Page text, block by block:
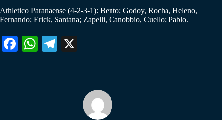
Athletico Paranaense (4-2-3-1): Bento; Godoy, Rocha, Heleno,
Fernando; Erick, Santana; Zapelli, Canobbio, Cuello; Pablo.
Fa W
pp
Te
m